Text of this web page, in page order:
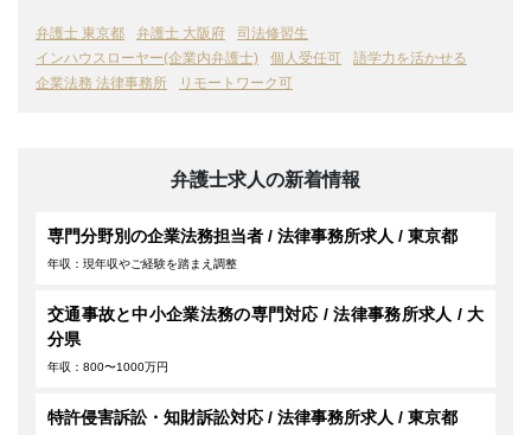
弁護士 東京都 弁護士 大阪府
司法修習生
インハウスローヤー(企業内弁護士)
個人受任可
語学力を活かせる
企業法務 法律事務所
リモートワーク可
弁護士求人の新着情報
専門分野別の企業法務担当者 / 法律事務所求人 / 東京都
年収：現年収やご経験を踏まえ調整
交通事故と中小企業法務の専門対応 / 法律事務所求人 / 大
分県
年収：800〜1000万円
特許侵害訴訟・知財訴訟対応 / 法律事務所求人 / 東京都